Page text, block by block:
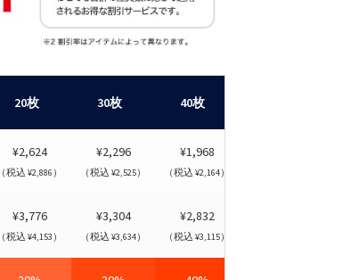
20枚 30枚 40枚
¥2,624
（税込 ¥2,886）
¥2,296
（税込 ¥2,525）
¥1,968
（税込 ¥2,164）
¥3,776
（税込 ¥4,153）
¥3,304
（税込 ¥3,634）
¥2,832
（税込 ¥3,115）